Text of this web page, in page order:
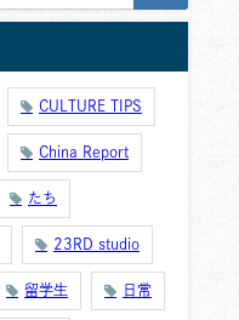
CULTURE TIPS
China Report
たち
23RD studio
留学生 日常